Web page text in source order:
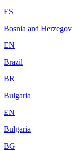
ES
Bosnia and
EN
Brazil
BR
Bulgaria
EN
Bulgaria
BG